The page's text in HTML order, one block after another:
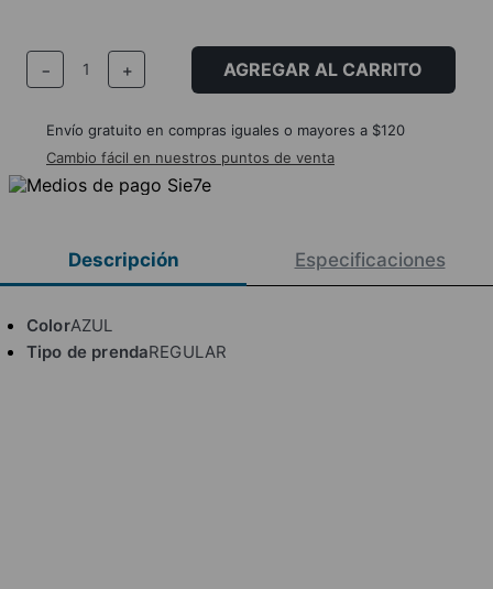
＋
－ AGREGAR AL CARRITO
Envío gratuito en compras iguales o mayores a $120
Cambio fácil en nuestros puntos de venta
Descripción Especificaciones
ColorAZUL
Tipo de prendaREGULAR